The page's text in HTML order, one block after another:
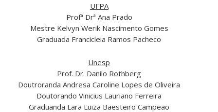
UFPA
Profª Drª Ana Prado
Mestre Kelvyn Werik Nascimento Gomes
Graduada Francicleia Ramos Pacheco
Unesp
Prof. Dr. Danilo Rothberg
Doutroranda Andresa Caroline Lopes de Oliveira
Doutorando Vinicius Lauriano Ferreira
Graduanda Lara Luiza Baesteiro Campeão